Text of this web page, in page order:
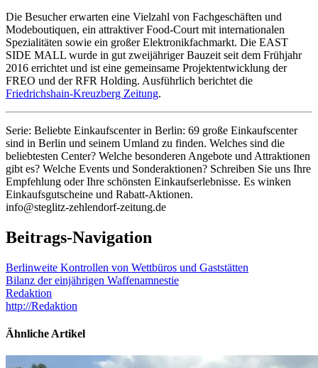
Die Besucher erwarten eine Vielzahl von Fachgeschäften und
Modeboutiquen, ein attraktiver Food-Court mit internationalen
Spezialitäten sowie ein großer Elektronikfachmarkt. Die EAST
SIDE MALL wurde in gut zweijähriger Bauzeit seit dem Frühjahr
2016 errichtet und ist eine gemeinsame Projektentwicklung der
FREO und der RFR Holding. Ausführlich berichtet die
Friedrichshain-Kreuzberg Zeitung.
Serie: Beliebte Einkaufscenter in Berlin: 69 große Einkaufscenter
sind in Berlin und seinem Umland zu finden. Welches sind die
beliebtesten Center? Welche besonderen Angebote und Attraktionen
gibt es? Welche Events und Sonderaktionen? Schreiben Sie uns Ihre
Empfehlung oder Ihre schönsten Einkaufserlebnisse. Es winken
Einkaufsgutscheine und Rabatt-Aktionen.
info@steglitz-zehlendorf-zeitung.de
Beitrags-Navigation
Berlinweite Kontrollen von Wettbüros und Gaststätten
Bilanz der einjährigen Waffenamnestie
Redaktion
http://Redaktion
Ähnliche Artikel